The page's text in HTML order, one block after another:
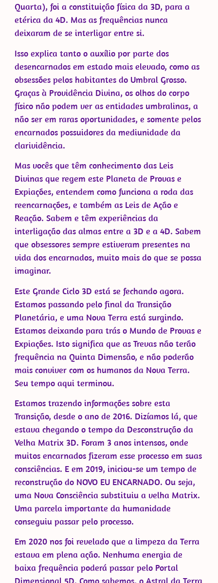
Quarta), foi a constituição física da 3D, para a
etérica da 4D. Mas as frequências nunca
deixaram de se interligar entre si.
Isso explica tanto o auxílio por parte dos
desencarnados em estado mais elevado, como as
obsessões pelos habitantes do Umbral Grosso.
Graças à Providência Divina, os olhos do corpo
físico não podem ver as entidades umbralinas, a
não ser em raras oportunidades, e somente pelos
encarnados possuidores da mediunidade da
clarividência.
Mas vocês que têm conhecimento das Leis
Divinas que regem este Planeta de Provas e
Expiações, entendem como funciona a roda das
reencarnações, e também as Leis de Ação e
Reação. Sabem e têm experiências da
interligação das almas entre a 3D e a 4D. Sabem
que obsessores sempre estiveram presentes na
vida dos encarnados, muito mais do que se possa
imaginar.
Este Grande Ciclo 3D está se fechando agora.
Estamos passando pelo final da Transição
Planetária, e uma Nova Terra está surgindo.
Estamos deixando para trás o Mundo de Provas e
Expiações. Isto significa que as Trevas não terão
frequência na Quinta Dimensão, e não poderão
mais conviver com os humanos da Nova Terra.
Seu tempo aqui terminou.
Estamos trazendo informações sobre esta
Transição, desde o ano de 2016. Dizíamos lá, que
estava chegando o tempo da Desconstrução da
Velha Matrix 3D. Foram 3 anos intensos, onde
muitos encarnados fizeram esse processo em suas
consciências. E em 2019, iniciou-se um tempo de
reconstrução do NOVO EU ENCARNADO. Ou seja,
uma Nova Consciência substituiu a velha Matrix.
Uma parcela importante da humanidade
conseguiu passar pelo processo.
Em 2020 nos foi revelado que a limpeza da Terra
estava em plena ação. Nenhuma energia de
baixa frequência poderá passar pelo Portal